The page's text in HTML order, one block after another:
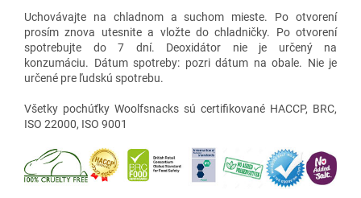
Uchovávajte na chladnom a suchom mieste. Po otvorení
prosím znova utesnite a vložte do chladničky. Po otvorení
spotrebujte do 7 dní. Deoxidátor nie je určený na
konzumáciu. Dátum spotreby: pozri dátum na obale. Nie je
určené pre ľudskú spotrebu.
Všetky pochúťky Woolfsnacks sú certifikované HACCP, BRC,
ISO 22000, ISO 9001